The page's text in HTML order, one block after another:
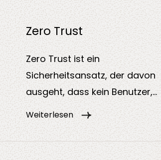
Berechtigungen zu verhindern
Ressourcen zu gewährleisten.
Zero Trust
Zero Trust ist ein
Sicherheitsansatz, der davon
ausgeht, dass kein Benutzer,
unabhängig davon, ob es sich
Weiterlesen